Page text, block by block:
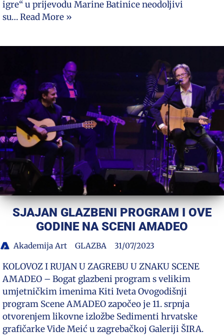
igre“ u prijevodu Marine Batinice neodoljivi
su…Read More »
SJAJAN GLAZBENI PROGRAM I OVE
GODINE NA SCENI AMADEO
Akademija Art GLAZBA 31/07/2023
KOLOVOZ I RUJAN U ZAGREBU U ZNAKU SCENE
AMADEO – Bogat glazbeni program s velikim
umjetničkim imenima Kiti Iveta Ovogodišnji
program Scene AMADEO započeo je 11. srpnja
otvorenjem likovne izložbe Sedimenti hrvatske
grafičarke Vide Meić u zagrebačkoj Galeriji ŠIRA.